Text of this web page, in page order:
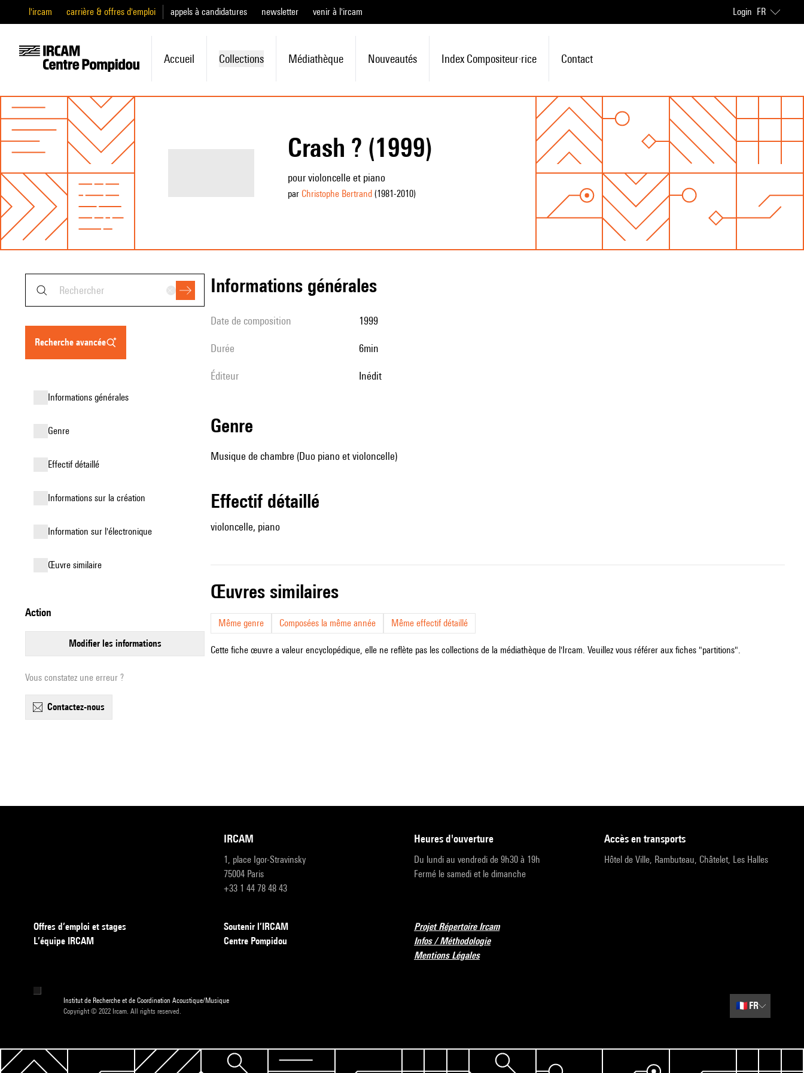
l'ircam carrière & offres d'emploi appels à candidatures newsletter venir à l'ircam Login FR
Accueil Collections Médiathèque Nouveautés Index Compositeur·rice Contact
Crash ? (1999)
pour violoncelle et piano
par Christophe Bertrand(1981-2010)
recherche avancée
informations générales
genre
effectif détaillé
informations sur la création
Information sur l'électronique
œuvre similaire
action
modifier les informations
Vous constatez une erreur ?
contactez-nous
informations générales
date de composition 1999
durée 6min
éditeur Inédit
genre
Musique de chambre (Duo piano et violoncelle)
effectif détaillé
violoncelle, piano
œuvres similaires
Même genre Composées la même année Même effectif détaillé
Cette fiche œuvre a valeur encyclopédique, elle ne reflète pas les collections de la médiathèque de l'Ircam. Veuillez vous référer aux fiches "partitions".
IRCAM
1, place Igor-Stravinsky
75004 Paris
+33 1 44 78 48 43
heures d'ouverture
Du lundi au vendredi de 9h30 à 19h
Fermé le samedi et le dimanche
accès en transports
Hôtel de Ville, Rambuteau, Châtelet, Les Halles
Offres d’emploi et stages
L’équipe IRCAM
Soutenir l’IRCAM
Centre Pompidou
Projet Répertoire Ircam
Infos / Méthodologie
Mentions Légales
Institut de Recherche et de Coordination Acoustique/Musique
Copyright © 2022 Ircam. All rights reserved.
🇫🇷 FR